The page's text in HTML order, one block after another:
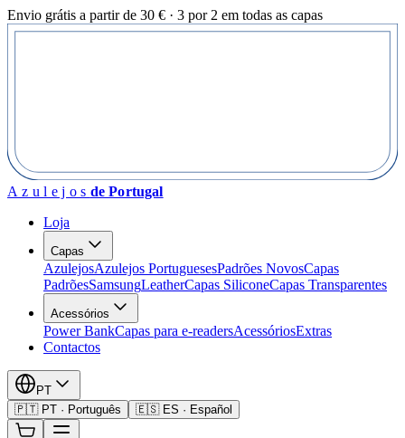
Envio grátis a partir de 30 € · 3 por 2 em todas as capas
Azulejos de Portugal
Loja
Capas
AzulejosAzulejos PortuguesesPadrões NovosCapas
PadrõesSamsungLeatherCapas SiliconeCapas Transparentes
Acessórios
Power BankCapas para e-readersAcessóriosExtras
Contactos
PT
🇵🇹 PT · Português
🇪🇸 ES · Español